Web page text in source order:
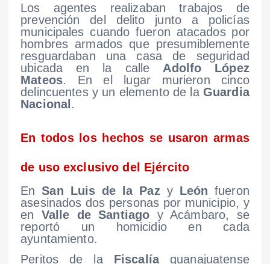
Los agentes realizaban trabajos de
prevención del delito junto a policías
municipales cuando fueron atacados por
hombres armados que presumiblemente
resguardaban una casa de seguridad
ubicada en la calle Adolfo López
Mateos. En el lugar murieron cinco
delincuentes y un elemento de la Guardia
Nacional .
En todos los hechos se usaron armas
de uso exclusivo del Ejército
EnSan Luis de la Pazy León fueron
asesinados dos personas por municipio, y
en Valle de Santiago y Acámbaro, se
reportó un homicidio en cada
ayuntamiento.
Peritos de la Fiscalíaguanajuatense